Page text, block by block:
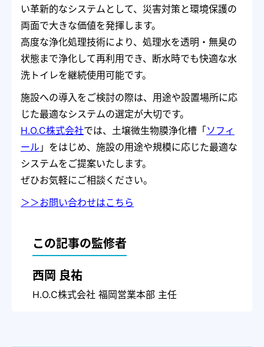
い革新的なシステムとして、災害対策と環境保護の
両面で大きな価値を発揮します。
高度な浄化処理技術により、処理水を透明・無臭の
状態まで浄化して再利用でき、断水時でも快適な水
洗トイレを継続使用可能です。
施設への導入をご検討の際は、用途や設置場所に応
じた最適なシステムの選定が大切です。
H.O.C株式会社では、土壌微生物膜浄化槽「ソフィ
ール 」をはじめ、施設の用途や規模に応じた最適な
システムをご提案いたします。
ぜひお気軽にご相談ください。
＞＞お問い合わせはこちら
この記事の監修者
西岡 良祐
H.O.C株式会社 福岡営業本部 主任